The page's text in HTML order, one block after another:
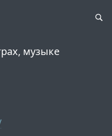
музыке